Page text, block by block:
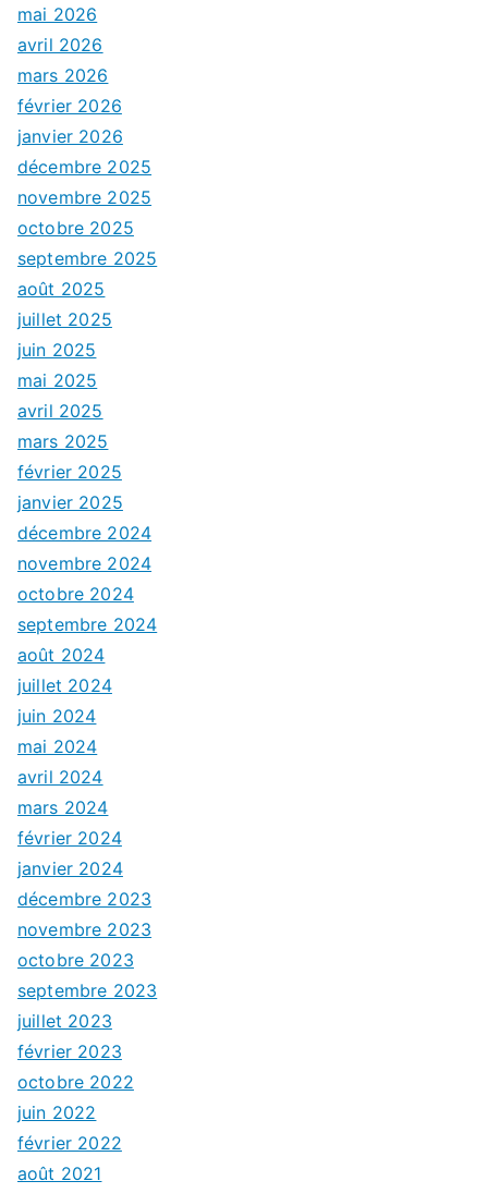
mai 2026
avril 2026
mars 2026
février 2026
janvier 2026
décembre 2025
novembre 2025
octobre 2025
septembre 2025
août 2025
juillet 2025
juin 2025
mai 2025
avril 2025
mars 2025
février 2025
janvier 2025
décembre 2024
novembre 2024
octobre 2024
septembre 2024
août 2024
juillet 2024
juin 2024
mai 2024
avril 2024
mars 2024
février 2024
janvier 2024
décembre 2023
novembre 2023
octobre 2023
septembre 2023
juillet 2023
février 2023
octobre 2022
juin 2022
février 2022
août 2021